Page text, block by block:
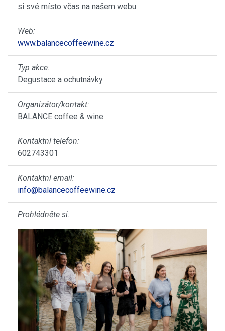
si své místo včas na našem webu.
Web:
www.balancecoffeewine.cz
Typ akce:
Degustace a ochutnávky
Organizátor/kontakt:
BALANCE coffee & wine
Kontaktní telefon:
602743301
Kontaktní email:
info@balancecoffeewine.cz
Prohlédněte si: